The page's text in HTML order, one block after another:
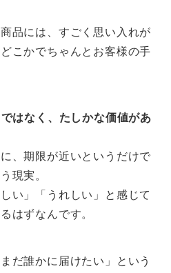
品には、すごく思い入れが
こかでちゃんとお客様の手
はなく、たしかな価値があ
、期限が近いというだけで
現実。
い」「うれしい」と感じて
はずなんです。
だ誰かに届けたい」という